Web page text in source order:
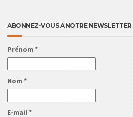
ABONNEZ-VOUS A NOTRE NEWSLETTER
Prénom *
Nom *
E-mail*